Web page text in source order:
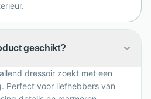
geschikt?
dressoir zoekt met een
Perfect voor liefhebbers van